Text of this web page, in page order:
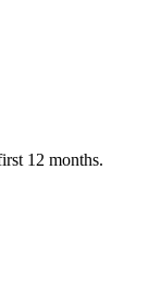
12 months.